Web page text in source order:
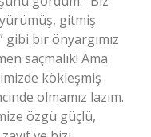
yürümüş, gitmiş
bir önyargımız
saçmalık! Ama
kökleşmiş
olmamız lazım.
özgü güçlü,